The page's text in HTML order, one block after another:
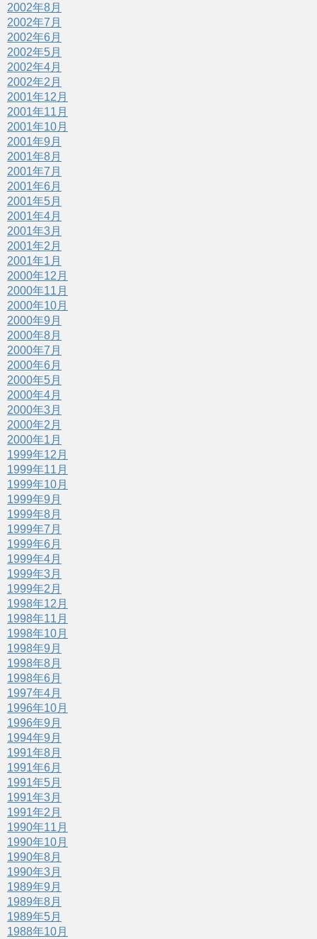
2002年8月
2002年7月
2002年6月
2002年5月
2002年4月
2002年2月
2001年12月
2001年11月
2001年10月
2001年9月
2001年8月
2001年7月
2001年6月
2001年5月
2001年4月
2001年3月
2001年2月
2001年1月
2000年12月
2000年11月
2000年10月
2000年9月
2000年8月
2000年7月
2000年6月
2000年5月
2000年4月
2000年3月
2000年2月
2000年1月
1999年12月
1999年11月
1999年10月
1999年9月
1999年8月
1999年7月
1999年6月
1999年4月
1999年3月
1999年2月
1998年12月
1998年11月
1998年10月
1998年9月
1998年8月
1998年6月
1997年4月
1996年10月
1996年9月
1994年9月
1991年8月
1991年6月
1991年5月
1991年3月
1991年2月
1990年11月
1990年10月
1990年8月
1990年3月
1989年9月
1989年8月
1989年5月
1988年10月